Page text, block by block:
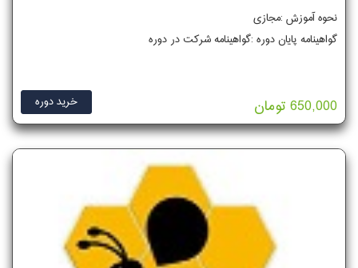
نحوه آموزش :مجازی
گواهینامه پایان دوره :گواهینامه شرکت در دوره
خرید دوره 650,000 تومان